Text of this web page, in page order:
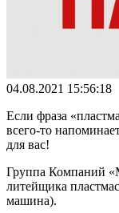
04.08.2021 15:56:18
Если фраза
всего-то
для вас!
Группа Компаний
литейщика
машина).